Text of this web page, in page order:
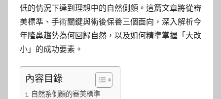
低的情況下達到理想中的自然側顏。這篇文章將從審
美標準、手術關鍵與術後保養三個面向，深入解析今
年隆鼻趨勢為何回歸自然，以及如何精準掌握「大改
小」的成功要素。
內容目錄
自然系側顏的審美標準